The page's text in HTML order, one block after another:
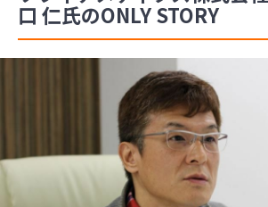
口 仁氏のONLY STORY